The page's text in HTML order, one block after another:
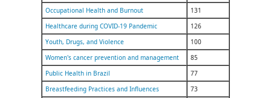
Occupational Health and Burnout
131
Healthcare during COVID-19 Pandemic
126
Youth, Drugs, and Violence
100
Women's cancer prevention and management
85
Public Health in Brazil
77
Breastfeeding Practices and Influences
73